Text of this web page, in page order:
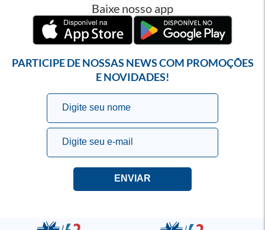
Baixe nosso app
PARTICIPE DE NOSSAS NEWS COM PROMOÇÕES
E NOVIDADES!